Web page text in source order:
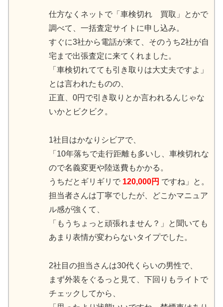
仕方なくネットで「車検切れ 買取」とかで
調べて、一括査定サイトに申し込み。
すぐに3社から電話が来て、そのうち2社が自
宅まで出張査定に来てくれました。
「車検切れてても引き取りは大丈夫ですよ」
とは言われたものの、
正直、0円で引き取りとか言われるんじゃな
いかとビクビク。
1社目はかなりシビアで、
「10年落ちで走行距離も多いし、車検切れな
ので名義変更や陸送費もかかる。
うちだとギリギリで 120,000円 ですね」と。
担当者さんは丁寧でしたが、どこかマニュア
ル感が強くて、
「もうちょっと頑張れません？」と聞いても
あまり表情が変わらないタイプでした。
2社目の担当さんは30代くらいの男性で、
まず外装をぐるっと見て、下回りもライトで
チェックしてから、